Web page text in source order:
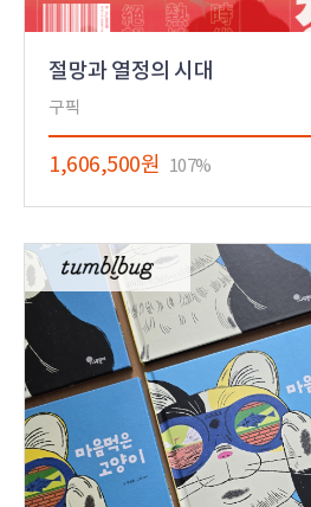
절망과 열정의 시대
구픽
1,606,500원 107%